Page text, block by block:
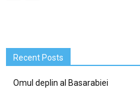
Recent Posts
Omul deplin al Basarabiei